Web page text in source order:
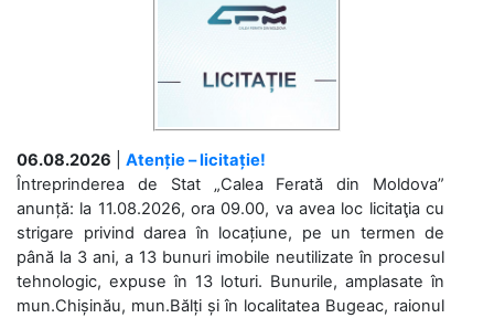
06.08.2026
Atenție – licitație!
Întreprinderea de Stat „Calea Ferată din Moldova”
anunță: la 11.08.2026, ora 09.00, va avea loc licitaţia cu
strigare privind darea în locațiune, pe un termen de
până la 3 ani, a 13 bunuri imobile neutilizate în procesul
tehnologic, expuse în 13 loturi. Bunurile, amplasate în
mun.Chișinău, mun.Bălți și în localitatea Bugeac, raionul